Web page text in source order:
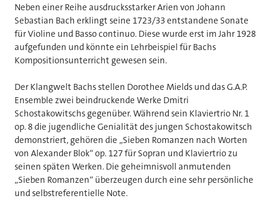
Neben einer Reihe ausdrucksstarker Arien von Johann
Sebastian Bach erklingt seine 1723/33 entstandene Sonate
für Violine und Basso continuo. Diese wurde erst im Jahr 1928
aufgefunden und könnte ein Lehrbeispiel für Bachs
Kompositionsunterricht gewesen sein.
Der Klangwelt Bachs stellen Dorothee Mields und das G.A.P.
Ensemble zwei beindruckende Werke Dmitri
Schostakowitschs gegenüber. Während sein Klaviertrio Nr. 1
op. 8 die jugendliche Genialität des jungen Schostakowitsch
demonstriert, gehören die „Sieben Romanzen nach Worten
von Alexander Blok“ op. 127 für Sopran und Klaviertrio zu
seinen späten Werken. Die geheimnisvoll anmutenden
„Sieben Romanzen“ überzeugen durch eine sehr persönliche
und selbstreferentielle Note.